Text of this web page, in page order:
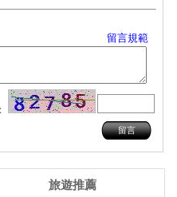
留言規範
旅遊推薦